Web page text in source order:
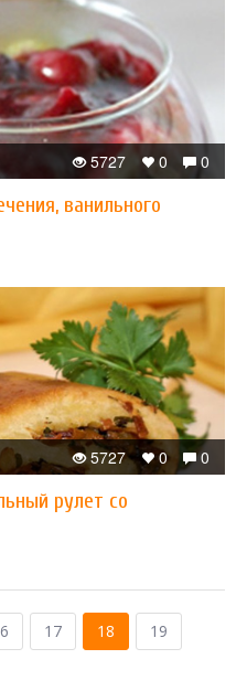
0
0
5727
ванильного
0
0
5727
рулет со
17 18
19